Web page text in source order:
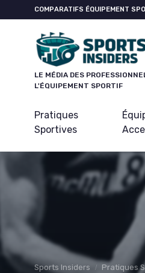
COMPARATIFS ÉQUIPEMENT
LE MÉDIA DES
L'ÉQUIPEMENT SPORTIF
Pratiques
Sportives
Sports Insiders Pratiques
Panneau de gestion des cookies